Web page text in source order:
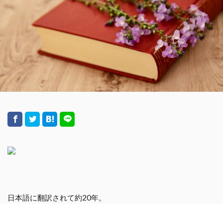
日本語に翻訳されて約20年。